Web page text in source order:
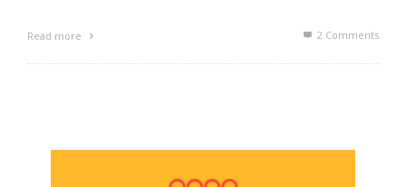
Read more 2 Comments